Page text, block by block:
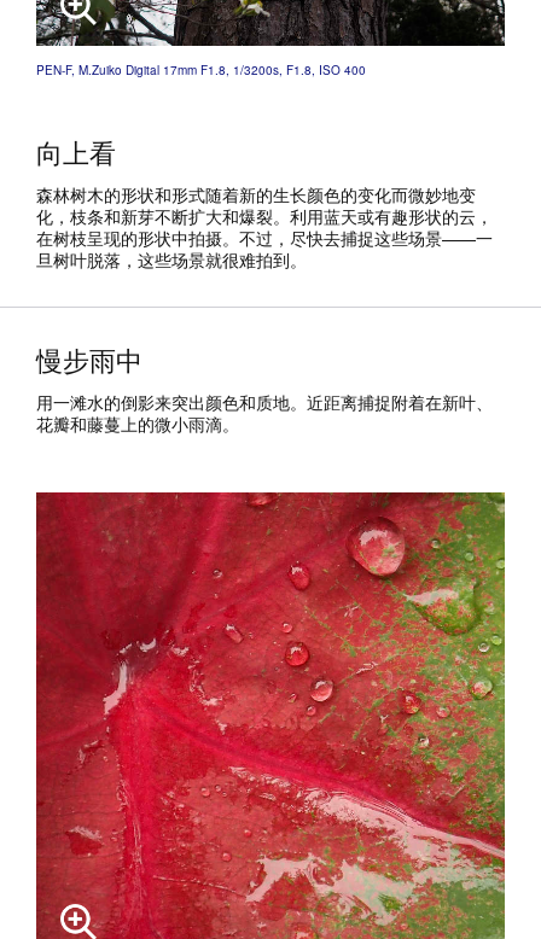
PEN-F, M.Zuiko Digital 17mm F1.8, 1/3200s, F1.8, ISO 400
向上看
森林树木的形状和形式随着新的生长颜色的变化而微妙地变
化，枝条和新芽不断扩大和爆裂。利用蓝天或有趣形状的云，
在树枝呈现的形状中拍摄。不过，尽快去捕捉这些场景——一
旦树叶脱落，这些场景就很难拍到。
慢步雨中
用一滩水的倒影来突出颜色和质地。近距离捕捉附着在新叶、
花瓣和藤蔓上的微小雨滴。